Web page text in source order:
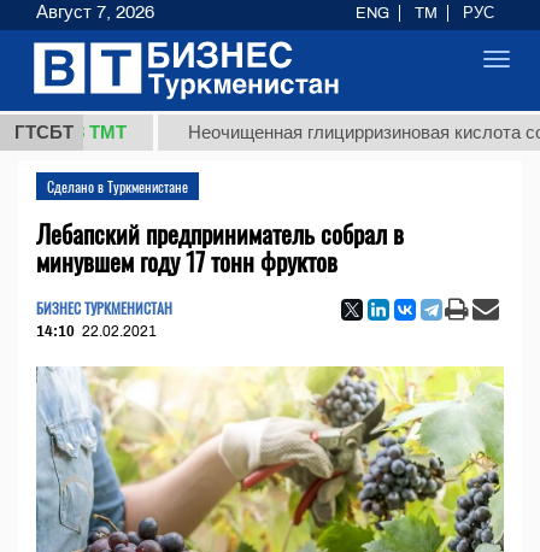
ГТСБТ
ТМТ Неочищенная глицирризиновая кислота
Сделано в Туркменистане
Лебапский предприниматель собрал в
минувшем году 17 тонн фруктов
БИЗНЕС ТУРКМЕНИСТАН
14:10 22.02.2021
Август 7, 2026 ENG TM РУС